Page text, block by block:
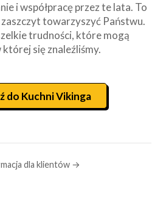
i współpracę przez te lata. To
zaszczyt towarzyszyć Państwu.
trudności, które mogą
się znaleźliśmy.
do Kuchni Vikinga
dla klientów →